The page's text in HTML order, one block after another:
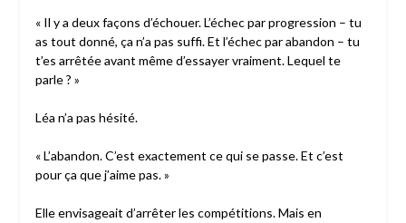
« Il y a deux façons d’échouer. L’échec par progression – tu
as tout donné, ça n’a pas suffi. Et l’échec par abandon – tu
t’es arrêtée avant même d’essayer vraiment. Lequel te
parle ? »
Léa n’a pas hésité.
« L’abandon. C’est exactement ce qui se passe. Et c’est
pour ça que j’aime pas. »
Elle envisageait d’arrêter les compétitions. Mais en